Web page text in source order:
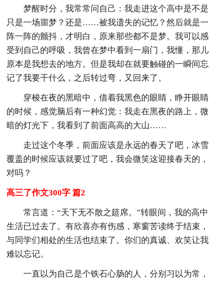
梦醒时分，我常常问自己：我走进这个高中是不是
只是一场噩梦？还是……被我遗失的记忆？然后就是一
阵一阵的颤抖，才明白，原来那些都不是梦。我可以感
受到自己的呼吸，我曾在梦中看到一扇门，我懂，那儿
原本是我想去的地方。但是我却在就要触碰的一瞬间忘
记了我要干什么，之后转过弯，又回来了。
穿梭在夜的黑暗中，借着我黑色的眼睛，睁开眼睛
的时候，感觉脑后有一种幻觉：我走在黑夜的路上，微
暗的灯光下，我看到了前面高高的大山……
走过这个冬季，前面应该是永远的春天了吧，冰雪
覆盖的时候应该就要过了吧，我会微笑这迎接春天的，
对吗？
高三了作文300字 篇2
常言道：“天下无不散之筵席。”转眼间，我的高中
生活已过去了。有欣喜亦有伤感，寒窗苦读终于结束，
与同学们相处的生活也结束了。你们的真诚、欢笑让我
难以忘记。
一直以为自己是个铁石心肠的人，分别习以为常，